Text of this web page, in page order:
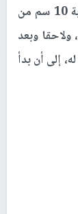
حيث بدأ يعاني من آلام في صدره إلى أن تبين أنه مصاب بورم على الرئة، وتمت إزالته وإزالة قرابة 10 سم من
وبعد
إلى أن بدأ